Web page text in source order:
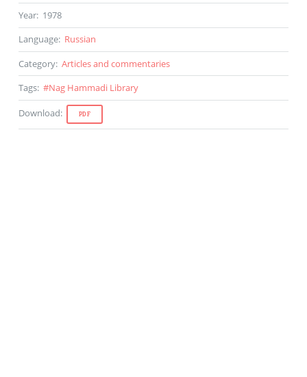
Year: 1978
Language: Russian
Category: Articles and commentaries
Tags: #Nag Hammadi Library
Download: PDF